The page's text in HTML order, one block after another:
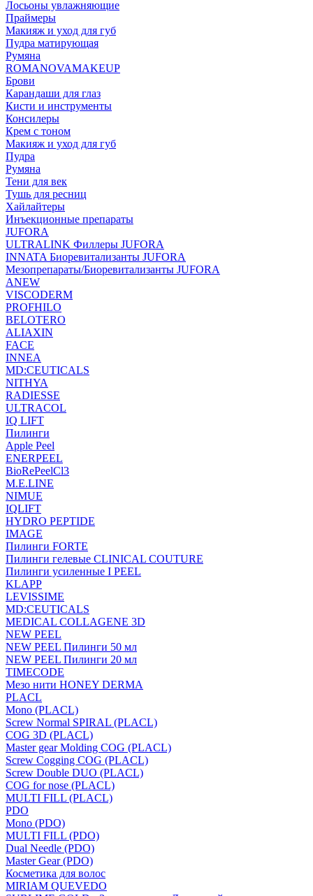
Лосьоны увлажняющие
Праймеры
Макияж и уход для губ
Пудра матирующая
Румяна
ROMANOVAMAKEUP
Брови
Карандаши для глаз
Кисти и инструменты
Консилеры
Крем с тоном
Макияж и уход для губ
Пудра
Румяна
Тени для век
Тушь для ресниц
Хайлайтеры
Инъекционные препараты
JUFORA
ULTRALINK Филлеры JUFORA
INNATA Биоревитализанты JUFORA
Мезопрепараты/Биоревитализанты JUFORA
ANEW
VISCODERM
PROFHILO
BELOTERO
ALIAXIN
FACE
INNEA
MD:CEUTICALS
NITHYA
RADIESSE
ULTRACOL
IQ LIFT
Пилинги
Apple Peel
ENERPEEL
BioRePeelCl3
M.E.LINE
NIMUE
IQLIFT
HYDRO PEPTIDE
IMAGE
Пилинги FORTE
Пилинги гелевые CLINICAL COUTURE
Пилинги усиленные I PEEL
KLAPP
LEVISSIME
MD:CEUTICALS
MEDICAL COLLAGENE 3D
NEW PEEL
NEW PEEL Пилинги 50 мл
NEW PEEL Пилинги 20 мл
TIMECODE
Мезо нити HONEY DERMA
PLACL
Mono (PLACL)
Screw Normal SPIRAL (PLACL)
COG 3D (PLACL)
Master gear Molding COG (PLACL)
Screw Cogging COG (PLACL)
Screw Double DUO (PLACL)
COG for nose (PLACL)
MULTI FILL (PLACL)
PDO
Mono (PDO)
MULTI FILL (PDO)
Dual Needle (PDO)
Master Gear (PDO)
Косметика для волос
MIRIAM QUEVEDO